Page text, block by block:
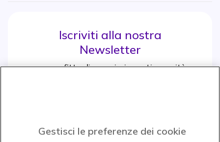
Iscriviti alla nostra
Newsletter
e approfitta di maggiori sconti e novità
Icon
Gestisci le preferenze dei cookie